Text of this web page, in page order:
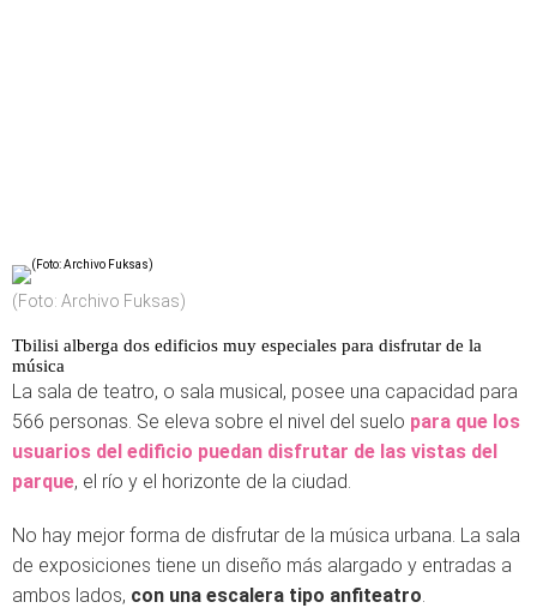
(Foto: Archivo Fuksas)
Tbilisi alberga dos edificios muy especiales para disfrutar de la
música
La sala de teatro, o sala musical, posee una capacidad para
566 personas. Se eleva sobre el nivel del suelo para que los
usuarios del edificio puedan disfrutar de las vistas del
parque, el río y el horizonte de la ciudad.
No hay mejor forma de disfrutar de la música urbana. La sala
de exposiciones tiene un diseño más alargado y entradas a
ambos lados, con una escalera tipo anfiteatro.